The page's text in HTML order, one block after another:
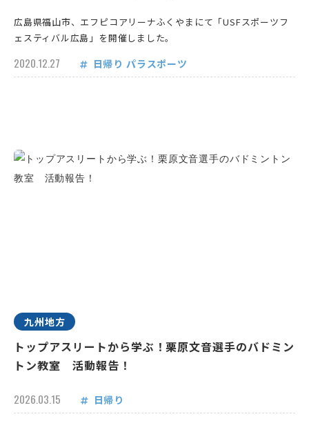
広島県福山市、エフピコアリーナふくやまにて「USFスポーツフ
ェスティバル広島」を開催しました。
2020.12.27 日帰り パラスポーツ
九州地方
トップアスリートから学ぶ！栗原文音選手のバドミン
トン教室 活動報告！
2026.03.15 日帰り